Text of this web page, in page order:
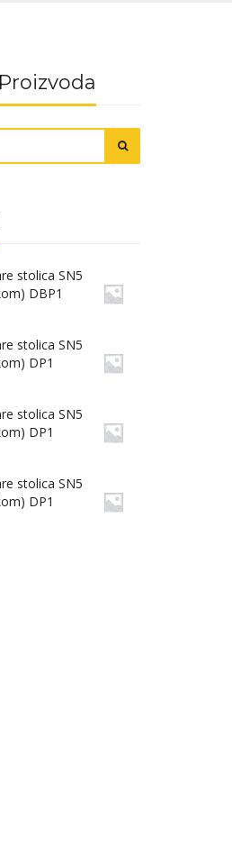
stolica SN5
DBP1
stolica SN5
DP1
stolica SN5
DP1
stolica SN5
DP1